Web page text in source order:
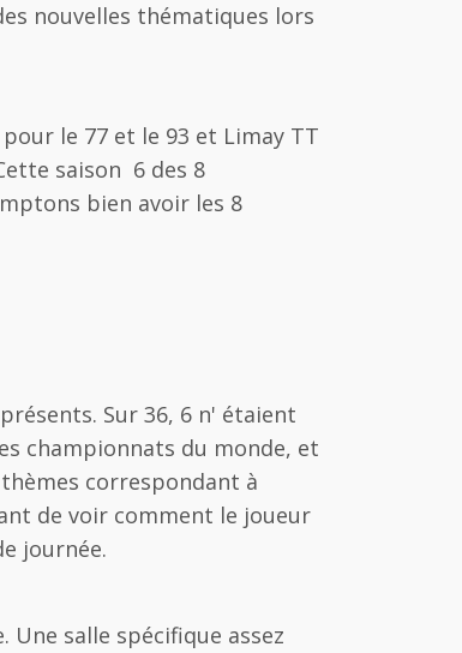
nouvelles thématiques lors
le 77 et le 93 et Limay TT
saison 6 des 8
bien avoir les 8
Sur 36, 6 n' étaient
championnats du monde, et
correspondant à
de voir comment le joueur
journée.
Une salle spécifique assez